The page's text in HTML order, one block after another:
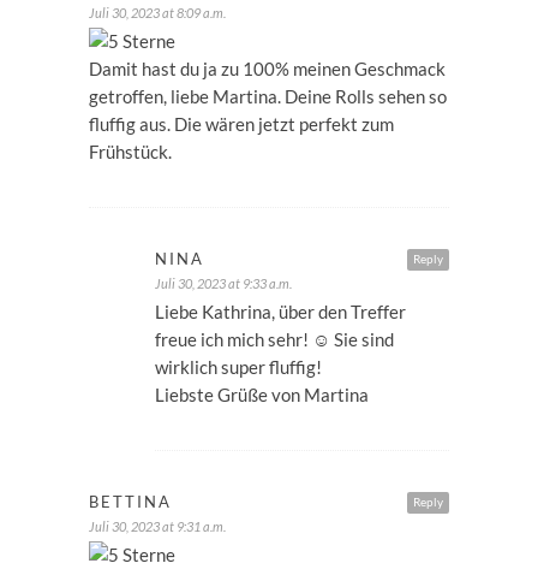
Juli 30, 2023 at 8:09 a.m.
Damit hast du ja zu 100% meinen Geschmack
getroffen, liebe Martina. Deine Rolls sehen so
fluffig aus. Die wären jetzt perfekt zum
Frühstück.
Reply
NINA
Juli 30, 2023 at 9:33 a.m.
Liebe Kathrina, über den Treffer
freue ich mich sehr! ☺️ Sie sind
wirklich super fluffig!
Liebste Grüße von Martina
Reply
BETTINA
Juli 30, 2023 at 9:31 a.m.